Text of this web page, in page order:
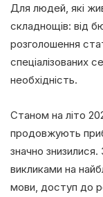
Для людей, які
складнощів: від
розголошення
спеціалізованих
необхідність.
Станом на літо
продовжують
значно
викликами на
мови, доступ до